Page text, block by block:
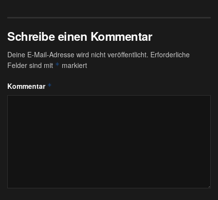
Schreibe einen Kommentar
Deine E-Mail-Adresse wird nicht veröffentlicht. Erforderliche
Felder sind mit * markiert
Kommentar *